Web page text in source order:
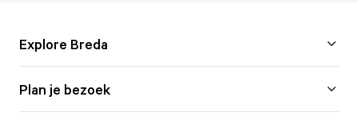
Explore Breda
Plan je bezoek